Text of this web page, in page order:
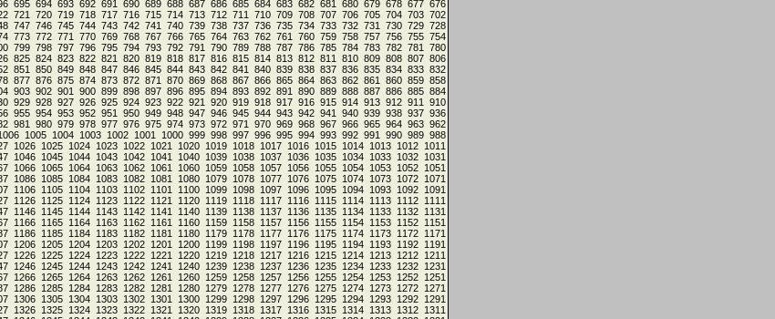
676
677
678
679
680
681
682
683
684
685
686
687
688
689
690
691
692
693
694
695
702
703
704
705
706
707
708
709
710
711
712
713
714
715
716
717
718
719
720
721
728
729
730
731
732
733
734
735
736
737
738
739
740
741
742
743
744
745
746
747
754
755
756
757
758
759
760
761
762
763
764
765
766
767
768
769
770
771
772
773
780
781
782
783
784
785
786
787
788
789
790
791
792
793
794
795
796
797
798
799
806
807
808
809
810
811
812
813
814
815
816
817
818
819
820
821
822
823
824
825
832
833
834
835
836
837
838
839
840
841
842
843
844
845
846
847
848
849
850
851
858
859
860
861
862
863
864
865
866
867
868
869
870
871
872
873
874
875
876
877
884
885
886
887
888
889
890
891
892
893
894
895
896
897
898
899
900
901
902
903
910
911
912
913
914
915
916
917
918
919
920
921
922
923
924
925
926
927
928
929
936
937
938
939
940
941
942
943
944
945
946
947
948
949
950
951
952
953
954
955
962
963
964
965
966
967
968
969
970
971
972
973
974
975
976
977
978
979
980
981
988
989
990
991
992
993
994
995
996
997
998
999
1000
1001
1002
1003
1004
1005
1011
1012
1013
1014
1015
1016
1017
1018
1019
1020
1021
1022
1023
1024
1025
1026
1031
1032
1033
1034
1035
1036
1037
1038
1039
1040
1041
1042
1043
1044
1045
1046
1051
1052
1053
1054
1055
1056
1057
1058
1059
1060
1061
1062
1063
1064
1065
1066
1071
1072
1073
1074
1075
1076
1077
1078
1079
1080
1081
1082
1083
1084
1085
1086
1091
1092
1093
1094
1095
1096
1097
1098
1099
1100
1101
1102
1103
1104
1105
1106
1111
1112
1113
1114
1115
1116
1117
1118
1119
1120
1121
1122
1123
1124
1125
1126
1131
1132
1133
1134
1135
1136
1137
1138
1139
1140
1141
1142
1143
1144
1145
1146
1151
1152
1153
1154
1155
1156
1157
1158
1159
1160
1161
1162
1163
1164
1165
1166
1171
1172
1173
1174
1175
1176
1177
1178
1179
1180
1181
1182
1183
1184
1185
1186
1191
1192
1193
1194
1195
1196
1197
1198
1199
1200
1201
1202
1203
1204
1205
1206
1211
1212
1213
1214
1215
1216
1217
1218
1219
1220
1221
1222
1223
1224
1225
1226
1231
1232
1233
1234
1235
1236
1237
1238
1239
1240
1241
1242
1243
1244
1245
1246
1251
1252
1253
1254
1255
1256
1257
1258
1259
1260
1261
1262
1263
1264
1265
1266
1271
1272
1273
1274
1275
1276
1277
1278
1279
1280
1281
1282
1283
1284
1285
1286
1291
1292
1293
1294
1295
1296
1297
1298
1299
1300
1301
1302
1303
1304
1305
1306
1311
1312
1313
1314
1315
1316
1317
1318
1319
1320
1321
1322
1323
1324
1325
1326